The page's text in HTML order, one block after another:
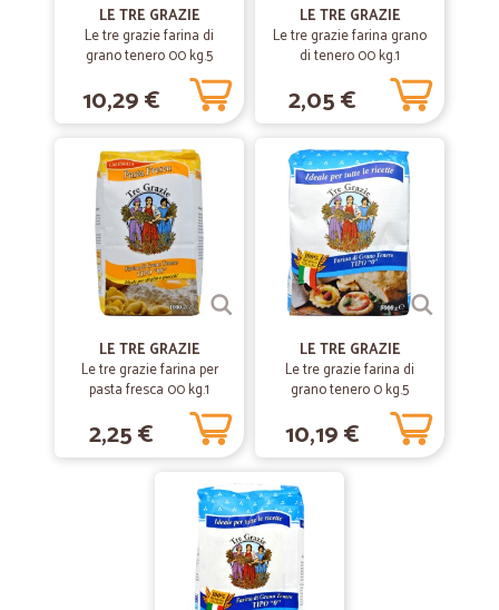
23/12/2020
—.
Professionali
Prodotti tali e quali alla descrizione e alle foto, seri e affidabili,
velocissimi nello spedire con attenzione nella protezione dell'imballo
—Franca C.
Non è la prima volta che ordino da voi…
Non è la prima volta che ordino da voi e come sempre, tutto è stato
ottimo: dall'ordine alla consegna e naturalmente ai prodotti, conformi
a quanto richiesto.Sempre notevole l'attenzione che ponete ai clienti.
11/02/2020
— Ciro N.
Servizio perfetto e prezzi davvero…
Servizio perfetto e prezzi davvero convenienti
Ermanno M.
LE TRE GRAZIE
Le tre grazie farina di
grano tenero 00 kg.5
10,29 €
LE TRE GRAZIE
Le tre grazie farina grano
di tenero 00 kg.1
2,05 €
LE TRE GRAZIE
Le tre grazie farina per
pasta fresca 00 kg.1
2,25 €
LE TRE GRAZIE
Le tre grazie farina di
grano tenero 0 kg.5
10,19 €